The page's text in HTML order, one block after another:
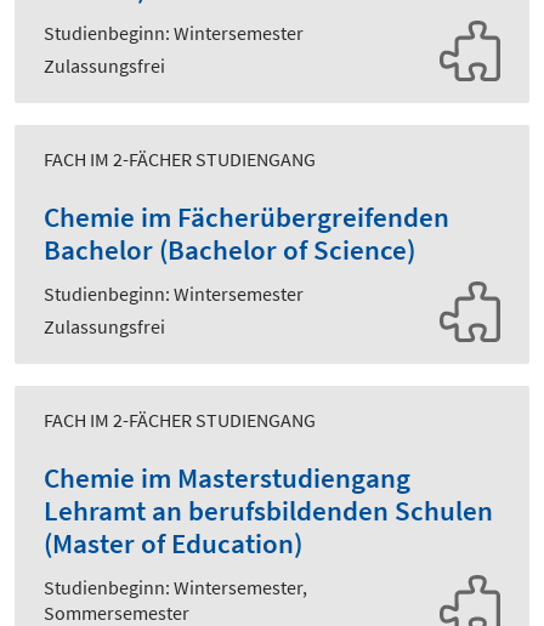
Studienbeginn: Wintersemester
Zulassungsfrei
FACH IM 2-FÄCHER STUDIENGANG
Chemie im Fächerübergreifenden
Bachelor (Bachelor of Science)
Studienbeginn: Wintersemester
Zulassungsfrei
FACH IM 2-FÄCHER STUDIENGANG
Chemie im Masterstudiengang
Lehramt an berufsbildenden Schulen
(Master of Education)
Studienbeginn: Wintersemester,
Sommersemester